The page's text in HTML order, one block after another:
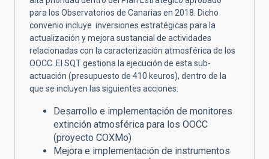
para los Observatorios de Canarias en 2018. Dicho
convenio incluye inversiones estratégicas para la
actualización y mejora sustancial de actividades
relacionadas con la caracterización atmosférica de los
OOCC. El SQT gestiona la ejecución de esta sub-
actuación (presupuesto de 410 keuros), dentro de la
que se incluyen las siguientes acciones:
Desarrollo e implementación de monitores
extinción atmosférica para los OOCC
(proyecto COXMo)
Mejora e implementación de instrumentos